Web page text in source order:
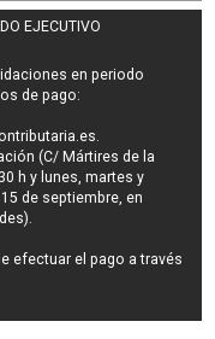
EJECUTIVO
en periodo
de pago:
.
(C/ Mártires de la
h y lunes, martes y
de septiembre, en
efectuar el pago a través